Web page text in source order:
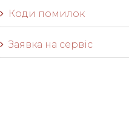
Коди помилок
Заявка на сервіс